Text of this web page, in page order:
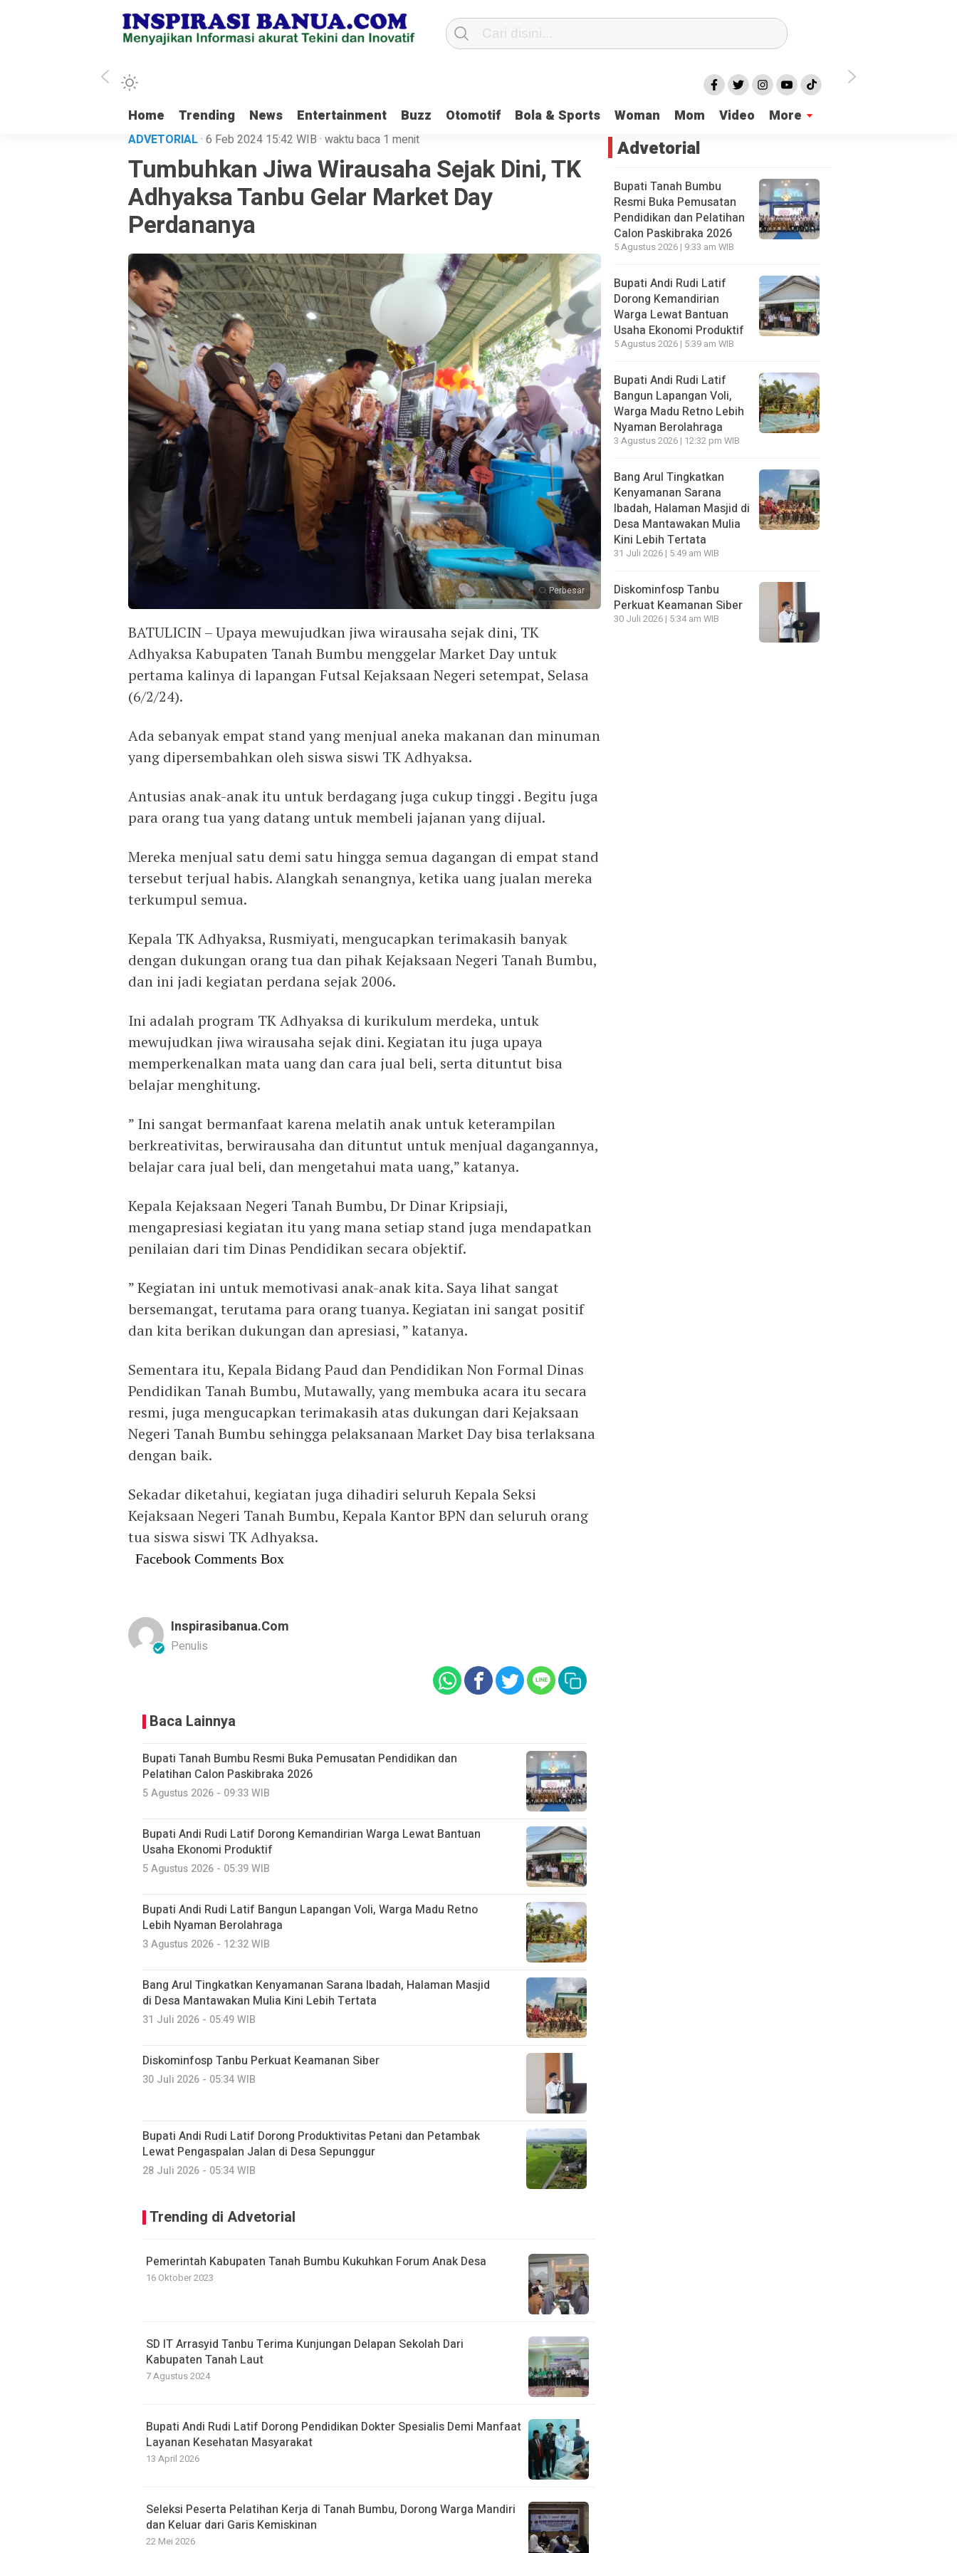
Home Trending News Entertainment Buzz Otomotif Bola & Sports Woman Mom Video More
Tanbu Rela Keluarkan Dana Pribadi Untuk Bersihkan Jalan Desa Satiung Waket DPRD Tanbu Sebut Generasi Muda Harus Ikut Berkontribusi Untuk Negeri Tanbu Launching Gerakan Pengibaran 5.000 Bendera
ADVETORIAL· 6 Feb 2024 15:42 WIB · waktu baca 1 menit
Tumbuhkan Jiwa Wirausaha Sejak Dini, TK
Adhyaksa Tanbu Gelar Market Day
Perdananya
Perbesar
BATULICIN – Upaya mewujudkan jiwa wirausaha sejak dini, TK
Adhyaksa Kabupaten Tanah Bumbu menggelar Market Day untuk
pertama kalinya di lapangan Futsal Kejaksaan Negeri setempat, Selasa
(6/2/24).
Ada sebanyak empat stand yang menjual aneka makanan dan minuman
yang dipersembahkan oleh siswa siswi TK Adhyaksa.
Antusias anak-anak itu untuk berdagang juga cukup tinggi . Begitu juga
para orang tua yang datang untuk membeli jajanan yang dijual.
Mereka menjual satu demi satu hingga semua dagangan di empat stand
tersebut terjual habis. Alangkah senangnya, ketika uang jualan mereka
terkumpul semua.
Kepala TK Adhyaksa, Rusmiyati, mengucapkan terimakasih banyak
dengan dukungan orang tua dan pihak Kejaksaan Negeri Tanah Bumbu,
dan ini jadi kegiatan perdana sejak 2006.
Ini adalah program TK Adhyaksa di kurikulum merdeka, untuk
mewujudkan jiwa wirausaha sejak dini. Kegiatan itu juga upaya
memperkenalkan mata uang dan cara jual beli, serta dituntut bisa
belajar menghitung.
” Ini sangat bermanfaat karena melatih anak untuk keterampilan
berkreativitas, berwirausaha dan dituntut untuk menjual dagangannya,
belajar cara jual beli, dan mengetahui mata uang,” katanya.
Kepala Kejaksaan Negeri Tanah Bumbu, Dr Dinar Kripsiaji,
mengapresiasi kegiatan itu yang mana setiap stand juga mendapatkan
penilaian dari tim Dinas Pendidikan secara objektif.
” Kegiatan ini untuk memotivasi anak-anak kita. Saya lihat sangat
bersemangat, terutama para orang tuanya. Kegiatan ini sangat positif
dan kita berikan dukungan dan apresiasi, ” katanya.
Sementara itu, Kepala Bidang Paud dan Pendidikan Non Formal Dinas
Pendidikan Tanah Bumbu, Mutawally, yang membuka acara itu secara
resmi, juga mengucapkan terimakasih atas dukungan dari Kejaksaan
Negeri Tanah Bumbu sehingga pelaksanaan Market Day bisa terlaksana
dengan baik.
Sekadar diketahui, kegiatan juga dihadiri seluruh Kepala Seksi
Kejaksaan Negeri Tanah Bumbu, Kepala Kantor BPN dan seluruh orang
tua siswa siswi TK Adhyaksa.
Facebook Comments Box
Inspirasibanua.com
Penulis
Baca Lainnya
Bupati Tanah Bumbu Resmi Buka Pemusatan Pendidikan dan
Pelatihan Calon Paskibraka 2026
5 Agustus 2026 - 09:33 WIB
Bupati Andi Rudi Latif Dorong Kemandirian Warga Lewat Bantuan
Usaha Ekonomi Produktif
5 Agustus 2026 - 05:39 WIB
Bupati Andi Rudi Latif Bangun Lapangan Voli, Warga Madu Retno
Lebih Nyaman Berolahraga
3 Agustus 2026 - 12:32 WIB
Bang Arul Tingkatkan Kenyamanan Sarana Ibadah, Halaman Masjid
di Desa Mantawakan Mulia Kini Lebih Tertata
31 Juli 2026 - 05:49 WIB
Diskominfosp Tanbu Perkuat Keamanan Siber
30 Juli 2026 - 05:34 WIB
Bupati Andi Rudi Latif Dorong Produktivitas Petani dan Petambak
Lewat Pengaspalan Jalan di Desa Sepunggur
28 Juli 2026 - 05:34 WIB
Trending di Advetorial
Pemerintah Kabupaten Tanah Bumbu Kukuhkan Forum Anak Desa
16 Oktober 2023
SD IT Arrasyid Tanbu Terima Kunjungan Delapan Sekolah Dari
Kabupaten Tanah Laut
7 Agustus 2024
Bupati Andi Rudi Latif Dorong Pendidikan Dokter Spesialis Demi Manfaat
Layanan Kesehatan Masyarakat
13 April 2026
Seleksi Peserta Pelatihan Kerja di Tanah Bumbu, Dorong Warga Mandiri
dan Keluar dari Garis Kemiskinan
22 Mei 2026
Advetorial
Bupati Tanah Bumbu
Resmi Buka Pemusatan
Pendidikan dan Pelatihan
Calon Paskibraka 2026
5 Agustus 2026 | 9:33 am WIB
Bupati Andi Rudi Latif
Dorong Kemandirian
Warga Lewat Bantuan
Usaha Ekonomi Produktif
5 Agustus 2026 | 5:39 am WIB
Bupati Andi Rudi Latif
Bangun Lapangan Voli,
Warga Madu Retno Lebih
Nyaman Berolahraga
3 Agustus 2026 | 12:32 pm WIB
Bang Arul Tingkatkan
Kenyamanan Sarana
Ibadah, Halaman Masjid di
Desa Mantawakan Mulia
Kini Lebih Tertata
31 Juli 2026 | 5:49 am WIB
Diskominfosp Tanbu
Perkuat Keamanan Siber
30 Juli 2026 | 5:34 am WIB